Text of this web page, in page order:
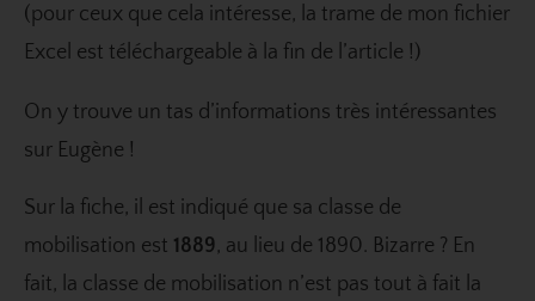
(pour ceux que cela intéresse, la trame de mon fichier
Excel est téléchargeable à la fin de l’article !)
On y trouve un tas d’informations très intéressantes
sur Eugène !
Sur la fiche, il est indiqué que sa classe de
mobilisation est 1889, au lieu de 1890. Bizarre ? En
fait, la classe de mobilisation n’est pas tout à fait la